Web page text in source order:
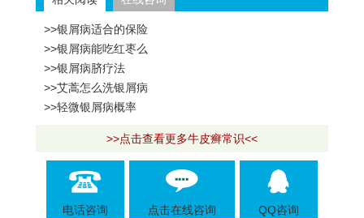
>>银屑病适合的保险
>>银屑病能吃红枣么
>>银屑病脐疗法
>>艾蒿怎么洗银屑病
>>轻微银屑病概率
>>点击查看更多牛皮癣常识<<
电话咨询 点击在线咨询 QQ咨询